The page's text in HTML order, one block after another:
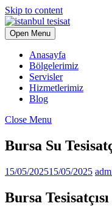
Skip to content
Open Menu
Anasayfa
Bölgelerimiz
Servisler
Hizmetlerimiz
Blog
Close Menu
Bursa Su
15/05/202515/05/2025
Bursa Tesisatçısı